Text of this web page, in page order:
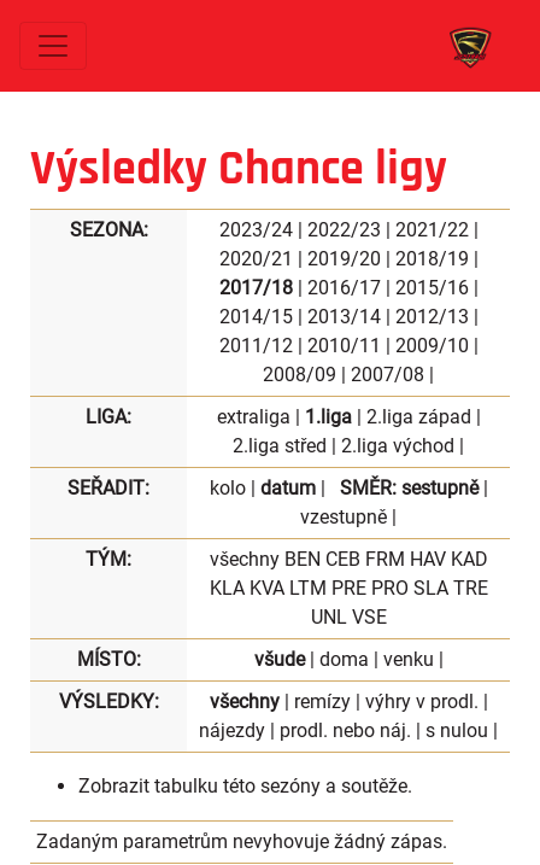
Výsledky Chance ligy
SEZONA: 2023/24| 2022/23 | 2021/22|
2020/21 | 2019/20 | 2018/19 |
2017/18| 2016/17| 2015/16|
2014/15| 2013/14| 2012/13 |
2011/12| 2010/11 | 2009/10 |
2008/09 | 2007/08 |
LIGA:
extraliga | 1.liga| 2.liga západ |
2.liga střed | 2.liga východ |
SEŘADIT:
kolo| datum| SMĚR: sestupně|
vzestupně |
TÝM:
všechny BEN CEB FRM HAV KAD
KLA KVA LTM PRE PRO SLA TRE
UNL VSE
MÍSTO:
všude| doma | venku |
VÝSLEDKY:
všechny| remízy| výhry v prodl. |
nájezdy | prodl. nebo náj. | s nulou |
Zobrazit tabulku této sezóny a soutěže.
Zadaným parametrům nevyhovuje žádný zápas.